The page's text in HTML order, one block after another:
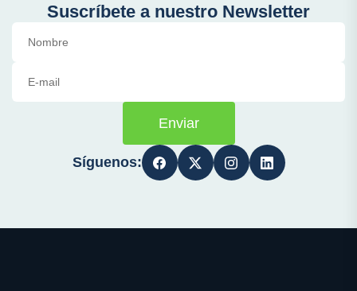
Suscríbete a nuestro Newsletter
Enviar
Síguenos: